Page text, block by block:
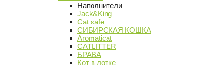
Наполнители
Jack&King
Cat safe
СИБИРСКАЯ КОШКА
Aromaticat
CATLITTER
БРАВА
Кот в лотке